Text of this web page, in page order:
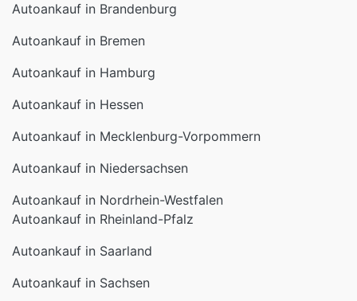
Autoankauf in Brandenburg
Autoankauf in Bremen
Autoankauf in Hamburg
Autoankauf in Hessen
Autoankauf in Mecklenburg-Vorpommern
Autoankauf in Niedersachsen
Autoankauf in Nordrhein-Westfalen
Autoankauf in Rheinland-Pfalz
Autoankauf in Saarland
Autoankauf in Sachsen